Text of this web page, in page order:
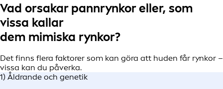
Vad orsakar pannrynkor eller, som
vissa kallar
dem mimiska rynkor?
Det finns flera faktorer som kan göra att huden får rynkor –
vissa kan du påverka.
1) Åldrande och genetik